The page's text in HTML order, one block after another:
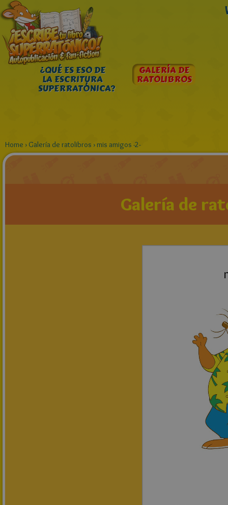
¿QUÉ ES ESO DE
LA ESCRITURA
SUPERRATÓNICA?
GALERÍA DE
RATOLIBROS
Home › Galería de ratolibros ›mis amigos -2-
Galería de